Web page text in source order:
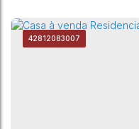
42812083007